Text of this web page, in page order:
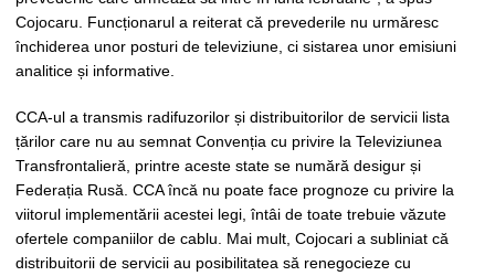
Cojocaru. Funcționarul a reiterat că prevederile nu urmăresc
închiderea unor posturi de televiziune, ci sistarea unor emisiuni
analitice și informative.
CCA-ul a transmis radifuzorilor și distribuitorilor de servicii lista
țărilor care nu au semnat Convenția cu privire la Televiziunea
Transfrontalieră, printre aceste state se numără desigur și
Federația Rusă. CCA încă nu poate face prognoze cu privire la
viitorul implementării acestei legi, întâi de toate trebuie văzute
ofertele companiilor de cablu. Mai mult, Cojocari a subliniat că
distribuitorii de servicii au posibilitatea să renegocieze cu